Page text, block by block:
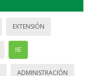
EXTENSIÓN
IIE
ADMINISTRACIÓN